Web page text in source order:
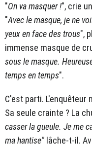
"On va masquer !", crie
"Avec le masque, je ne
yeux en face des trous",
immense masque de
sous le masque.
temps en temps".
C'est parti.
Sa seule crainte ? La
casser la gueule. Je me
ma hantise" lâche-t-il.